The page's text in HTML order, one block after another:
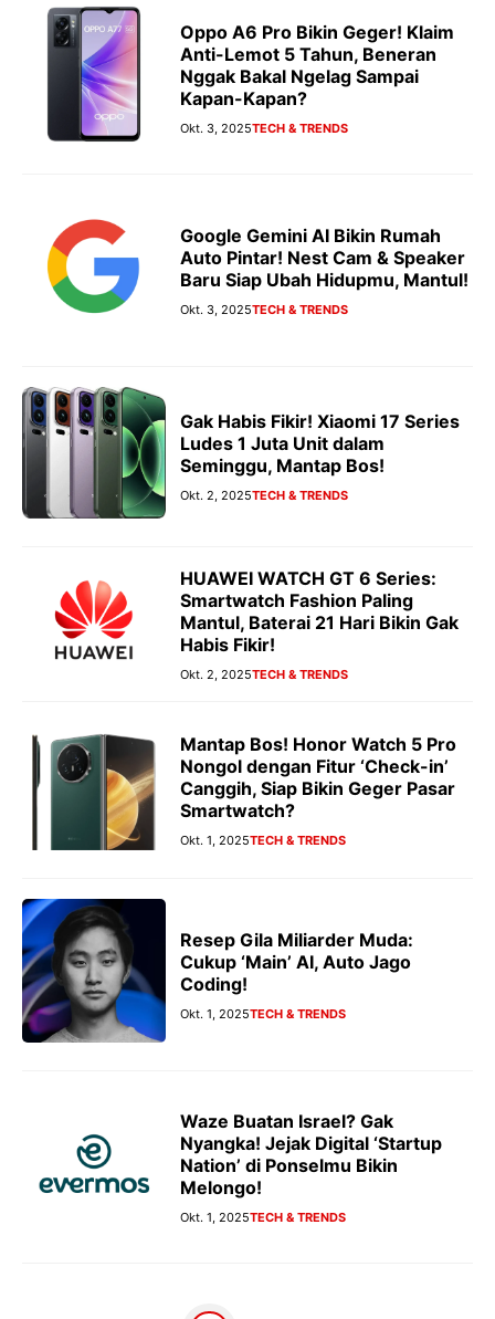
Oppo A6 Pro Bikin Geger! Klaim
Anti-Lemot 5 Tahun, Beneran
Nggak Bakal Ngelag Sampai
Kapan-Kapan?
Okt. 3, 2025TECH & TRENDS
Google Gemini AI Bikin Rumah
Auto Pintar! Nest Cam & Speaker
Baru Siap Ubah Hidupmu, Mantul!
Okt. 3, 2025TECH & TRENDS
Gak Habis Fikir! Xiaomi 17 Series
Ludes 1 Juta Unit dalam
Seminggu, Mantap Bos!
Okt. 2, 2025TECH & TRENDS
HUAWEI WATCH GT 6 Series:
Smartwatch Fashion Paling
Mantul, Baterai 21 Hari Bikin Gak
Habis Fikir!
Okt. 2, 2025TECH & TRENDS
Mantap Bos! Honor Watch 5 Pro
Nongol dengan Fitur ‘Check-in’
Canggih, Siap Bikin Geger Pasar
Smartwatch?
Okt. 1, 2025TECH & TRENDS
Resep Gila Miliarder Muda:
Cukup ‘Main’ AI, Auto Jago
Coding!
Okt. 1, 2025TECH & TRENDS
Waze Buatan Israel? Gak
Nyangka! Jejak Digital ‘Startup
Nation’ di Ponselmu Bikin
Melongo!
Okt. 1, 2025TECH & TRENDS